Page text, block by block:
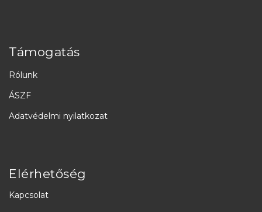
Támogatás
Rólunk
ÁSZF
Adatvédelmi nyilatkozat
Elérhetőség
Kapcsolat